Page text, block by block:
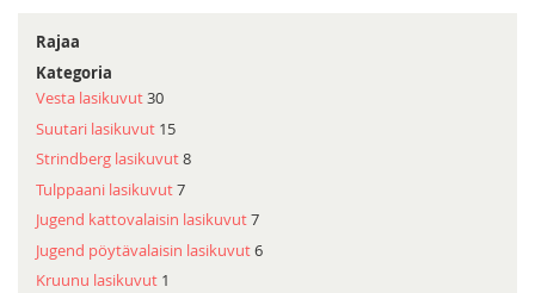
Rajaa
Kategoria
Vesta lasikuvut30
Suutari lasikuvut 15
Strindberg lasikuvut8
Tulppaani lasikuvut7
Jugend kattovalaisin lasikuvut7
Jugend pöytävalaisin lasikuvut6
Kruunu lasikuvut 1